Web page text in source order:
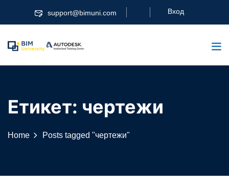
support@bimuni.com Вход
Етикет: чертежи
Home Posts tagged "чертежи"